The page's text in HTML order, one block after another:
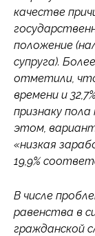
качестве
положение
супруга).
отметили,
времени и
признаку
этом,
«низкая
19,9%
В числе
равенства в
гражданской